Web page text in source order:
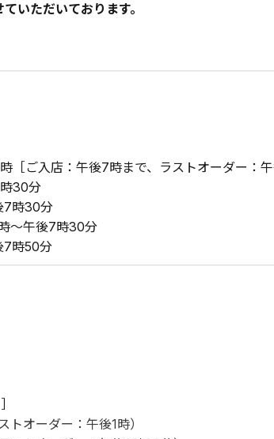
いただいております。
［ご入店：午後7時まで、ラストオーダー：
30分
7時30分
～午後7時30分
7時50分
トオーダー：午後1時）